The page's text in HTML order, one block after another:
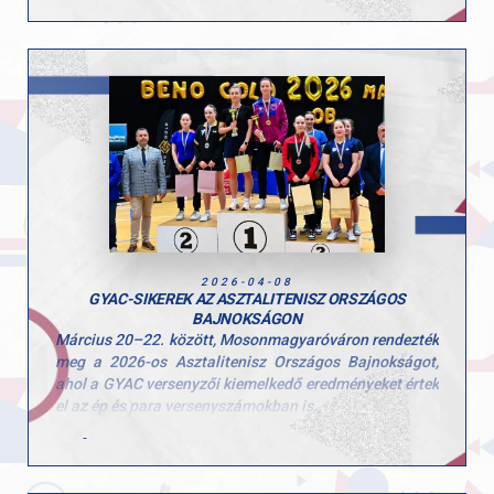
képviseltették magukat, az elmúlt évekhez képest
Az I–IV. korcsoportban már csak a továbbjutók
versenyezhettek, így minden futamban komoly, 50–60
fős mezőny küzdött az országos döntőbe jutásért.
A legjobbak számára a következő állomás az Országos
Döntő, amely Gödöllőn kerül megrendezésre április 15-
ülön büszkék vagyunk azokra a GYAC-os sportolókra,
akik kiváló teljesítményükkel kvalifikálták magukat az
2026-04-08
GYAC-SIKEREK AZ ASZTALITENISZ ORSZÁGOS
BAJNOKSÁGON
Március 20–22. között, Mosonmagyaróváron rendezték
meg a 2026-os Asztalitenisz Országos Bajnokságot,
ahol a GYAC versenyzői kiemelkedő eredményeket értek
el az ép és para versenyszámokban is.
Bálint Bernadett női párosban – Nagyváradi
Mercédesszel magyar bajnok lett, ezzel